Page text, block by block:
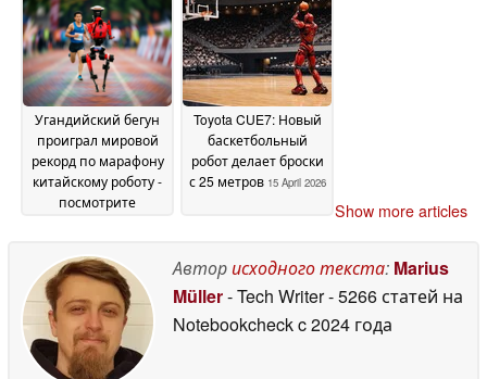
Угандийский бегун
проиграл мировой
рекорд по марафону
китайскому роботу -
посмотрите
Toyota CUE7: Новый
баскетбольный
робот делает броски
с 25 метров 15 April 2026
Show more articles
Авторисходного текста: Marius
Müller- Tech Writer- 5266 статей на
Notebookcheckc 2024 года